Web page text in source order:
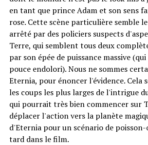
en tant que prince Adam et son sens
rose. Cette scène particulière semble
arrêté par des policiers suspects
Terre, qui semblent tous deux
par son épée de puissance massive
pouce endolori). Nous ne sommes
Eternia, pour énoncer l'évidence. Cela
les coups les plus larges de l'intrigue
qui pourrait très bien commencer sur
déplacer l'action vers la planète
d'Eternia pour un scénario de
tard dans le film.